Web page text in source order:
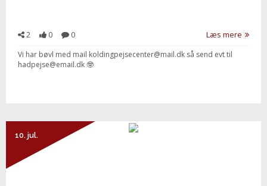
2 0 0 Læs mere
Vi har bøvl med mail koldingpejsecenter@mail.dk så send evt til
hadpejse@email.dk 🤓
10. jul.